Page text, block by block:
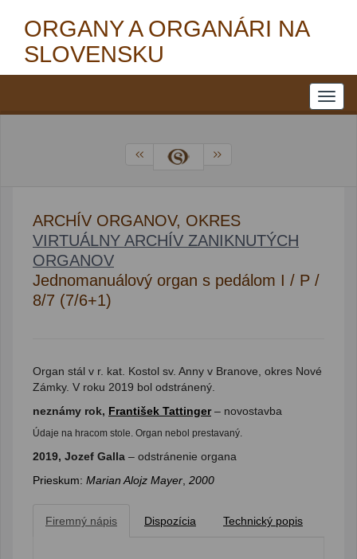
ORGANY A ORGANÁRI NA
SLOVENSKU
ARCHÍV ORGANOV, OKRES
VIRTUÁLNY ARCHÍV ZANIKNUTÝCH
ORGANOV
Jednomanuálový organ s pedálom I / P /
8/7 (7/6+1)
Organ stál v r. kat. Kostol sv. Anny v Branove, okres Nové
Zámky. V roku 2019 bol odstránený.
neznámy rok, František Tattinger– novostavba
Údaje na hracom stole. Organ nebol prestavaný.
2019, Jozef Galla – odstránenie organa
Prieskum: Marian Alojz Mayer 2000
Firemný nápis Dispozícia Technický popis